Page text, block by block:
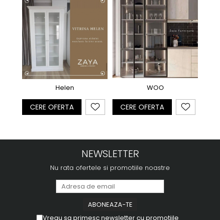
Helen
CERE OFERTA
WOO
CERE OFERTA
NEWSLETTER
Nu rata ofertele si promotiile noastre
Vreau sa primesc newsletter cu promotiile